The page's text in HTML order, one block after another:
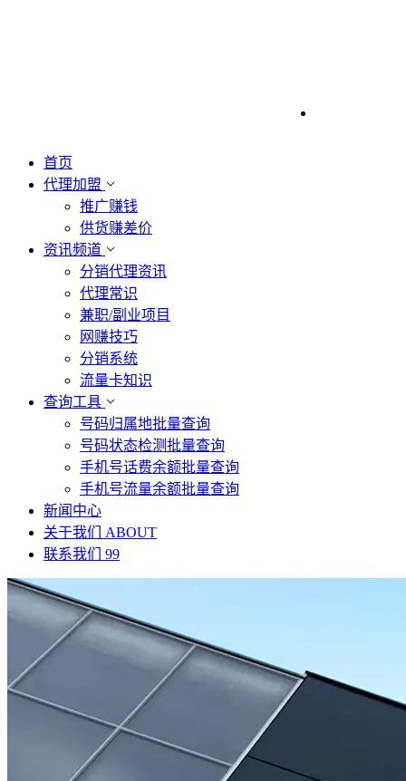
首页
代理加盟
推广赚钱
供货赚差价
资讯频道
分销代理资讯
代理常识
兼职/副业项目
网赚技巧
分销系统
流量卡知识
查询工具
号码归属地批量查询
号码状态检测批量查询
手机号话费余额批量查询
手机号流量余额批量查询
新闻中心
关于我们 ABOUT
联系我们 99